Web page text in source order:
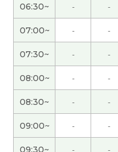
我 去 买 香菜！谢谢
谢谢您 ( 女性 )
いつも楽しくおしゃ
ざいました。
( 男性 )
ミッキー老师，谢谢
一起学习。您应该是
06:30~ - -
07:00~ - -
07:30~ - -
08:00~ - -
08:30~ - -
09:00~ - -
09:30~ - -